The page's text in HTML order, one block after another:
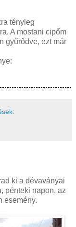
tényleg
A mostani cipőm
gyűrődve, ezt már
ki a dévaványai
pénteki napon, az
esemény.